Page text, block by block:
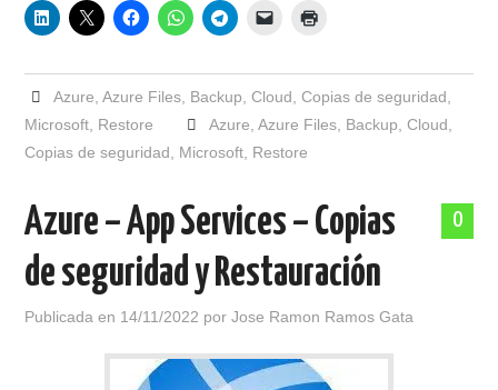
Azure Azure Files, Backup Cloud Copias de seguridad
Microsoft Restore Azure Azure Files, Backup Cloud
Copias de seguridad
Microsoft Restore
0
Azure – App Services – Copias
de seguridad y Restauración
Publicada en 14/11/2022 porJose Ramon Ramos Gata